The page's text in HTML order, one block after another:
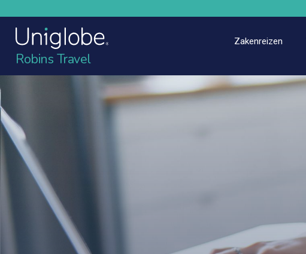
Robins Travel
Zakenreizen